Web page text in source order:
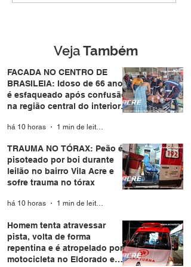
VejaTambém
FACADA NO CENTRO DE
BRASILEIA: Idoso de 66 anos
é esfaqueado após confusão
na região central do interior
há 10 horas 1 min de leitura
TRAUMA NO TÓRAX: Peão é
pisoteado por boi durante
leilão no bairro Vila Acre e
sofre trauma no tórax
há 10 horas 1 min de leitura
Homem tenta atravessar
pista, volta de forma
repentina e é atropelado por
motocicleta no Eldorado em